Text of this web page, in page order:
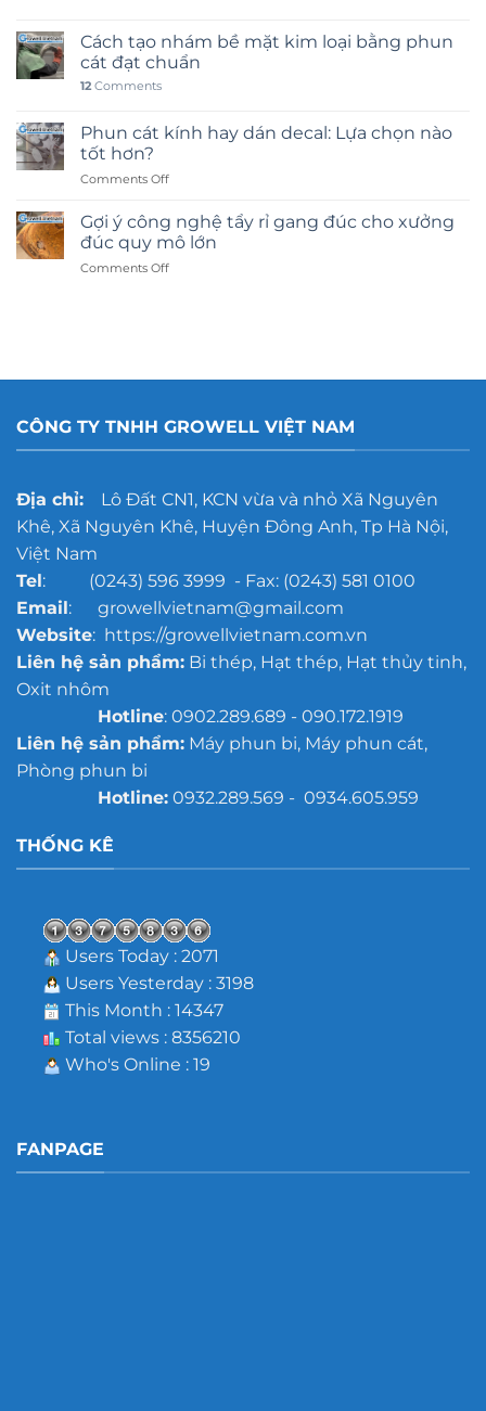
Cách tạo nhám bề mặt kim loại bằng phun
cát đạt chuẩn
12Comments
Phun cát kính hay dán decal: Lựa chọn nào
tốt hơn?
Comments Offon
cát
kính
hay
dán
hơn?
Gợi ý công nghệ tẩy rỉ gang đúc cho xưởng
đúc quy mô lớn
Comments Offon
rỉ
cho
xưởng
mô
lớn
CÔNG TY TNHH GROWELL VIỆT NAM
Địa chỉ:Lô Đất CN1, KCN vừa và nhỏ Xã Nguyên
Khê, Xã Nguyên Khê, Huyện Đông Anh, Tp Hà Nội,
Việt Nam
Tel: (0243) 596 3999 - Fax: (0243) 581 0100
Email: growellvietnam@gmail.com
Website: https://growellvietnam.com.vn
Liên hệ sản phẩm:Bi thép, Hạt thép, Hạt thủy tinh,
Oxit nhôm
Hotline: 0902.289.689 - 090.172.1919
Liên hệ sản phẩm:Máy phun bi, Máy phun cát,
Phòng phun bi
Hotline:0932.289.569 - 0934.605.959
THỐNG KÊ
Users Today : 2071
Users Yesterday : 3198
This Month : 14347
Total views : 8356210
Who's Online : 19
FANPAGE